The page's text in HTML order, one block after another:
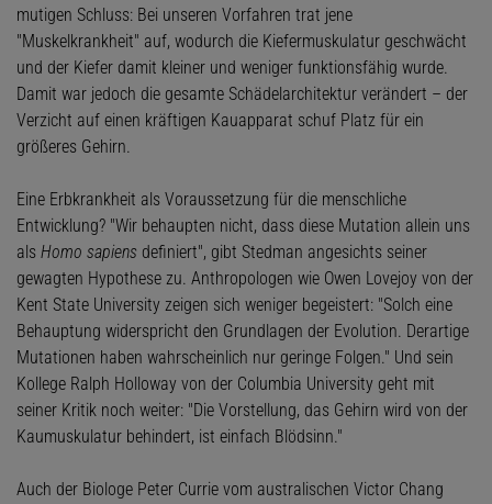
mutigen Schluss: Bei unseren Vorfahren trat jene
"Muskelkrankheit" auf, wodurch die Kiefermuskulatur geschwächt
und der Kiefer damit kleiner und weniger funktionsfähig wurde.
Damit war jedoch die gesamte Schädelarchitektur verändert – der
Verzicht auf einen kräftigen Kauapparat schuf Platz für ein
größeres Gehirn.
Eine Erbkrankheit als Voraussetzung für die menschliche
Entwicklung? "Wir behaupten nicht, dass diese Mutation allein uns
als Homo sapiens definiert", gibt Stedman angesichts seiner
gewagten Hypothese zu. Anthropologen wie Owen Lovejoy von der
Kent State University zeigen sich weniger begeistert: "Solch eine
Behauptung widerspricht den Grundlagen der Evolution. Derartige
Mutationen haben wahrscheinlich nur geringe Folgen." Und sein
Kollege Ralph Holloway von der Columbia University geht mit
seiner Kritik noch weiter: "Die Vorstellung, das Gehirn wird von der
Kaumuskulatur behindert, ist einfach Blödsinn."
Auch der Biologe Peter Currie vom australischen Victor Chang